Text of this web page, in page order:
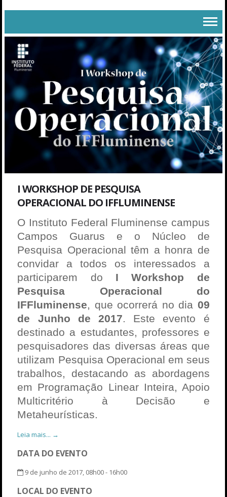
I WORKSHOP DE PESQUISA
OPERACIONAL DO IFFLUMINENSE
O Instituto Federal Fluminense campus
Campos Guarus e o Núcleo de
Pesquisa Operacional têm a honra de
convidar a todos os interessados a
participarem do I Workshop de
Pesquisa Operacional do
IFFluminense, que ocorrerá no dia 09
de Junho de 2017. Este evento é
destinado a estudantes, professores e
pesquisadores das diversas áreas que
utilizam Pesquisa Operacional em seus
trabalhos, destacando as abordagens
em Programação Linear Inteira, Apoio
Multicritério à Decisão e
Metaheurísticas.
Leia mais... →
DATA DO EVENTO
9 de junho de 2017, 08h00 - 16h00
LOCAL DO EVENTO